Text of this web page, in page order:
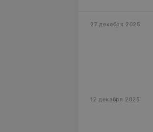
27 декабря 2025
12 декабря 2025